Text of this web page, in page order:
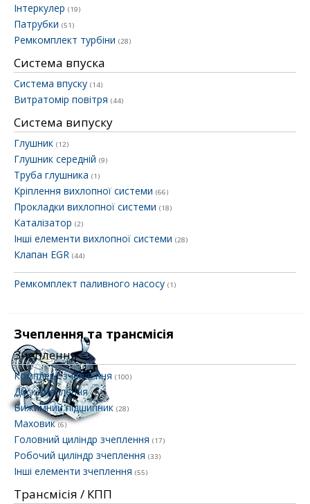
Інтеркулер (19)
Патрубки (51)
Ремкомплект турбіни (28)
Система впуска
Система впуску (14)
Витратомір повітря (44)
Система випуску
Глушник (12)
Глушник середній (9)
Труба глушника (1)
Кріплення вихлопної системи (66)
Прокладки вихлопної системи (18)
Каталізатор (2)
Інші елементи вихлопної системи (28)
Клапан EGR (44)
Ремкомплект паливного насосу (1)
Зчеплення та трансмісія
Зчеплення
Комплект зчеплення (100)
Диск зчеплення(1)
Вижимний підшипник (28)
Маховик(6)
Головний циліндр зчеплення (17)
Робочий циліндр зчеплення (33)
Інші елементи зчеплення (55)
Трансмісія / КПП